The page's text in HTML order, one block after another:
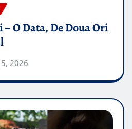
O Data, De Doua Ori
2026